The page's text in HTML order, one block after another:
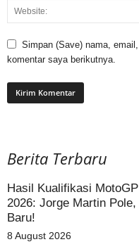
Simpan (Save) nama,
komentar saya berikutnya.
Berita Terbaru
Hasil Kualifikasi
2026: Jorge Martin
Baru!
8 August 2026